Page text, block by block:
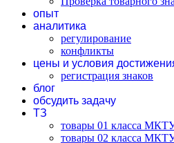
опыт
аналитика
регулирование
конфликты
цены и условия
регистрация знаков
блог
обсудить задачу
ТЗ
товары 01 класса
товары 02 класса